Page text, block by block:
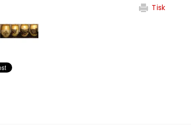
Tisk